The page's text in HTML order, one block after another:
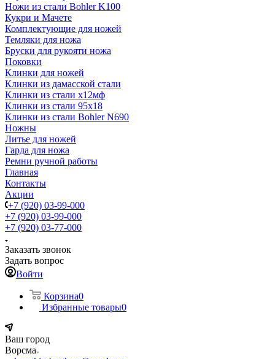
Ножи из стали Bohler K100
Кукри и Мачете
Комплектующие для ножей
Темляки для ножа
Бруски для рукояти ножа
Поковки
Клинки для ножей
Клинки из дамасской стали
Клинки из стали х12мф
Клинки из стали 95х18
Клинки из стали Bohler N690
Ножны
Литье для ножей
Гарда для ножа
Ремни ручной работы
Главная
Контакты
Акции
+7 (920) 03-99-000
+7 (920) 03-99-000
+7 (920) 03-77-000
Заказать звонок
Задать вопрос
Войти
Корзина0
Избранные товары0
Ваш город
Ворсма